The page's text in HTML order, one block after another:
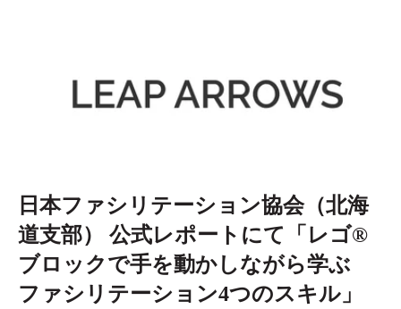
日本ファシリテーション協会（北海
道支部） 公式レポートにて「レゴ®
ブロックで手を動かしながら学ぶ
ファシリテーション4つのスキル」